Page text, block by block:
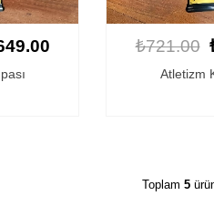
₺721.00
Atletizm
Toplam 5